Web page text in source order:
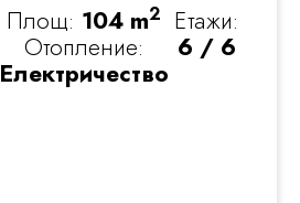
Площ: 104 m2
Отопление:
Електричество
Етажи:
6 / 6